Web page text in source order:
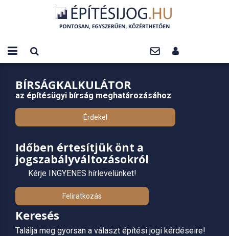
BÍRSÁGKALKULÁTOR
az építésügyi bírság meghatározásához
Érdekel
Időben értesítjük önt a
jogszabályváltozásokról
Kérje INGYENES hírlevelünket!
Feliratkozás
Keresés
Találja meg gyorsan a választ építési jogi kérdéseire!